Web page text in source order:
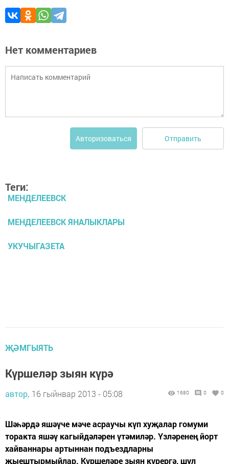
Нет комментариев
Авторизоваться Отправить
Теги:
МЕНДЕЛЕЕВСК
МЕНДЕЛЕЕВСК ЯНАЛЫКЛАРЫ
УКУЧЫГАЗЕТА
ҖӘМГЫЯТЬ
Күршеләр зыян күрә
автор, 16 гыйнвар 2013 - 05:08 1680 0 0
Шәһәрдә яшәүче мәче асраучы күп хуҗалар гомуми
торакта яшәү кагыйдәләрен үтәмиләр. Үзләренең йорт
хайваннары артыннан подъездларны
җыештырмыйлар. Күршеләре зыян күрергә, шул